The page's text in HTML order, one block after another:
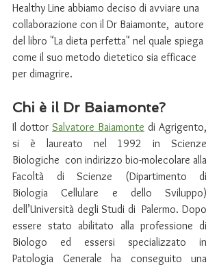
Healthy Line abbiamo deciso di avviare una
collaborazione con il Dr Baiamonte,  autore
del libro "La dieta perfetta" nel quale spiega
come il suo metodo dietetico sia efficace
per dimagrire.
Chi è il Dr Baiamonte?
Il dottor Salvatore Baiamonte di Agrigento,
si è laureato nel 1992 in Scienze
Biologiche  con indirizzo bio-molecolare alla
Facoltà di Scienze (Dipartimento di
Biologia Cellulare e dello Sviluppo)
dell’Università degli Studi di  Palermo. Dopo
essere stato abilitato alla professione di
Biologo ed essersi specializzato in
Patologia Generale ha conseguito una